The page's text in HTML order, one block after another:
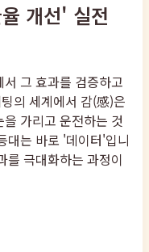
개선' 실전
그 효과를 검증하고
의 세계에서 감(感)은
가리고 운전하는 것
대는 바로 '데이터'입니
를 극대화하는 과정이